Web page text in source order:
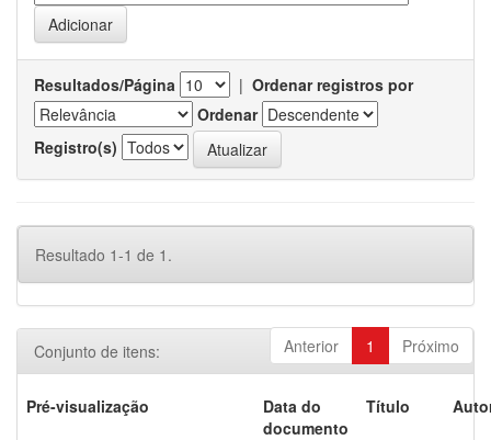
Resultados/Página | Ordenar registros por
Ordenar
Registro(s)
Resultado 1-1 de 1.
Anterior 1 Próximo
Conjunto de itens:
Pré-visualização
Data do
documento
Título